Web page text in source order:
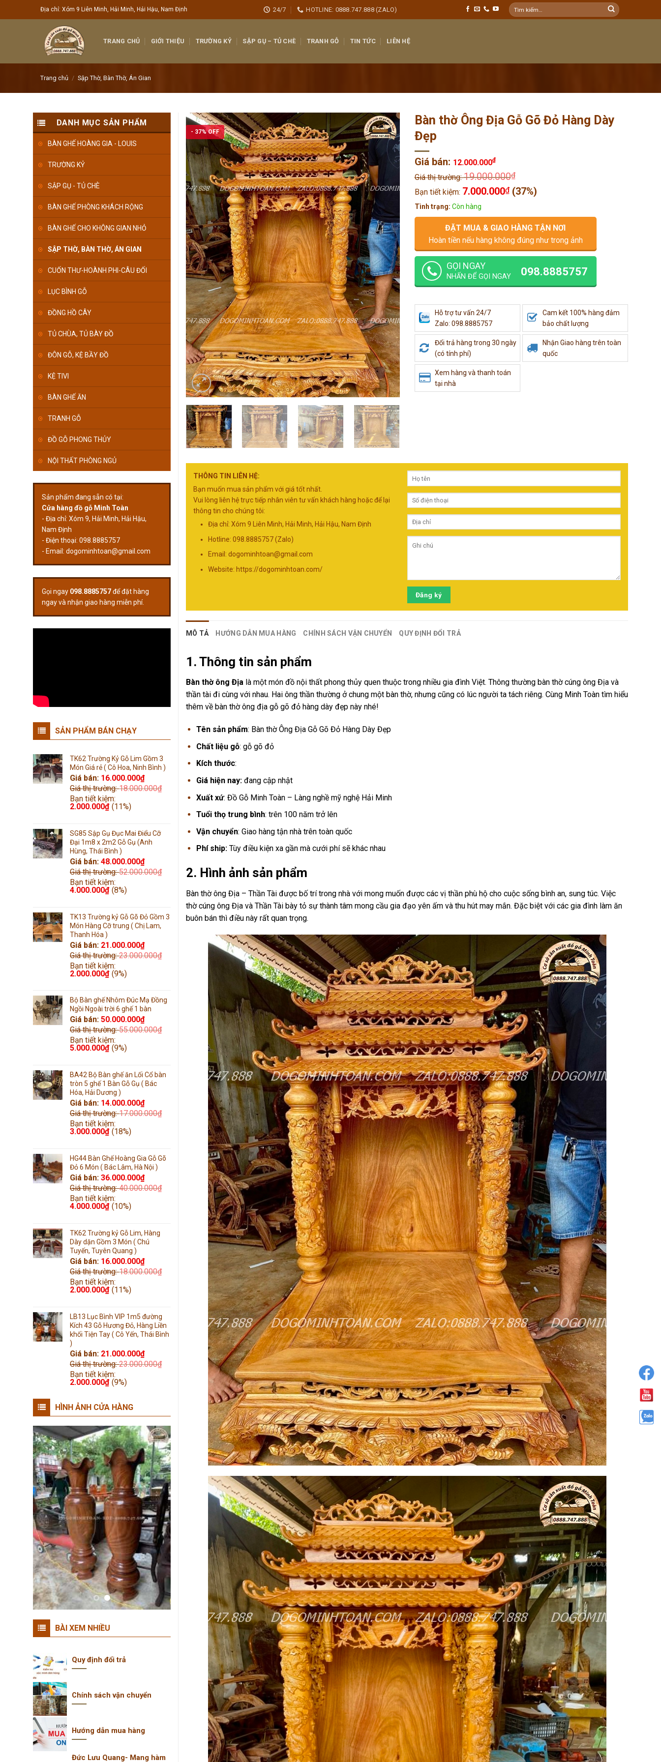
to
Địa chỉ: Xóm 9 Liên Minh, Hải Minh, Hải Hậu, Nam Định 24/7 HOTLINE: 0888.747.888 (ZALO)
Tìm
kiếm:
TRANG CHỦ GIỚI THIỆU TRƯỜNG KỶ SẬP GỤ – TỦ CHÈ TRANH GỖ TIN TỨC LIÊN HỆ
Trang chủ / Sập Thờ, Bàn Thờ, Án Gian
DANH MỤC SẢN PHẨM
BÀN GHẾ HOÀNG GIA - LOUIS
TRƯỜNG KỶ
SẬP GỤ - TỦ CHÈ
BÀN GHẾ PHÒNG KHÁCH RỘNG
BÀN GHẾ CHO KHÔNG GIAN NHỎ
SẬP THỜ, BÀN THỜ, ÁN GIAN
CUỐN THƯ-HOÀNH PHI-CÂU ĐỐI
LỤC BÌNH GỖ
ĐỒNG HỒ CÂY
TỦ CHÙA, TỦ BÀY ĐỒ
ĐÔN GỖ, KỆ BẦY ĐỒ
KỆ TIVI
BÀN GHẾ ĂN
TRANH GỖ
ĐỒ GỖ PHONG THỦY
NỘI THẤT PHÒNG NGỦ
Sản phẩm đang sẵn có tại:
Cửa hàng đồ gỗ Minh Toàn
- Địa chỉ: Xóm 9, Hải Minh, Hải Hậu,
Nam Định
- Điện thoại: 098.8885757
- Email: dogominhtoan@gmail.com
Gọi ngay 098.8885757để đặt hàng
ngay và nhận giao hàng miễn phí.
SẢN PHẨM BÁN CHẠY
TK62 Trường Kỷ Gỗ Lim Gồm 3
Món Giá rẻ ( Cô Hoa, Ninh Bình )
Giá bán: 16.000.000₫
Giá thị trường:18.000.000₫
Bạn tiết kiệm:
2.000.000₫ (11%)
SG85 Sập Gụ Đục Mai Điểu Cỡ
Đại 1m8 x 2m2 Gỗ Gụ (Anh
Hùng, Thái Bình )
Giá bán: 48.000.000₫
Giá thị trường:52.000.000₫
Bạn tiết kiệm:
4.000.000₫ (8%)
TK13 Trường kỷ Gỗ Gõ Đỏ Gồm 3
Món Hàng Cỡ trung ( Chị Lam,
Thanh Hóa )
Giá bán: 21.000.000₫
Giá thị trường:23.000.000₫
Bạn tiết kiệm:
2.000.000₫ (9%)
Bộ Bàn ghế Nhôm Đúc Mạ Đồng
Ngồi Ngoài trời 6 ghế 1 bàn
Giá bán: 50.000.000₫
Giá thị trường:55.000.000₫
Bạn tiết kiệm:
5.000.000₫ (9%)
BA42 Bộ Bàn ghế ăn Lối Cổ bàn
tròn 5 ghế 1 Bàn Gỗ Gụ ( Bác
Hóa, Hải Dương )
Giá bán: 14.000.000₫
Giá thị trường:17.000.000₫
Bạn tiết kiệm:
3.000.000₫ (18%)
HG44 Bàn Ghế Hoàng Gia Gỗ Gõ
Đỏ 6 Món ( Bác Lâm, Hà Nội )
Giá bán: 36.000.000₫
Giá thị trường:40.000.000₫
Bạn tiết kiệm:
4.000.000₫ (10%)
TK62 Trường kỷ Gỗ Lim, Hàng
Dày dặn Gồm 3 Món ( Chú
Tuyến, Tuyên Quang )
Giá bán: 16.000.000₫
Giá thị trường:18.000.000₫
Bạn tiết kiệm:
2.000.000₫ (11%)
LB13 Lục Bình VIP 1m5 đường
Kích 43 Gỗ Hương Đỏ, Hàng Liền
khối Tiện Tay ( Cô Yến, Thái Bình
)
Giá bán: 21.000.000₫
Giá thị trường:23.000.000₫
Bạn tiết kiệm:
2.000.000₫ (9%)
HÌNH ẢNH CỬA HÀNG
BÀI XEM NHIỀU
Quy định đổi trả
Chính sách vận chuyển
Hướng dẫn mua hàng
Đức Lưu Quang- Mang hàm
- 37% OFF
Bàn thờ Ông Địa Gỗ Gõ Đỏ Hàng Dày
Đẹp
Giá bán: 12.000.000₫
Giá thị trường:19.000.000₫
Bạn tiết kiệm: 7.000.000₫ (37%)
Tình trạng: Còn hàng
ĐẶT MUA & GIAO HÀNG TẬN NƠI
Hoàn tiền nếu hàng không đúng như trong ảnh
GỌI NGAY
NHẤN ĐỂ GỌI NGAY 098.8885757
Hỗ trợ tư vấn 24/7
Zalo: 098.8885757
Cam kết 100% hàng đảm
bảo chất lượng
Đổi trả hàng trong 30 ngày
(có tính phí)
Nhận Giao hàng trên toàn
quốc
Xem hàng và thanh toán
tại nhà
THÔNG TIN LIÊN HỆ:
Bạn muốn mua sản phẩm với giá tốt nhất.
Vui lòng liên hệ trực tiếp nhân viên tư vấn khách hàng hoặc để lại
thông tin cho chúng tôi:
Địa chỉ: Xóm 9 Liên Minh, Hải Minh, Hải Hậu, Nam Định
Hotline: 098.8885757 (Zalo)
Email: dogominhtoan@gmail.com
Website: https://dogominhtoan.com/
Đăng ký
MÔ TẢ HƯỚNG DẪN MUA HÀNG CHÍNH SÁCH VẬN CHUYỂN QUY ĐỊNH ĐỔI TRẢ
1. Thông tin sản phẩm
Bàn thờ ông Địa là một món đồ nội thất phong thủy quen thuộc trong nhiều gia đình Việt. Thông thường bàn thờ cúng ông Địa và
thần tài đi cùng với nhau. Hai ông thần thường ở chung một bàn thờ, nhưng cũng có lúc người ta tách riêng. Cùng Minh Toàn tìm hiểu
thêm về bàn thờ ông địa gỗ gõ đỏ hàng dày đẹp này nhé!
Tên sản phẩm: Bàn thờ Ông Địa Gỗ Gõ Đỏ Hàng Dày Đẹp
Chất liệu gỗ: gỗ gõ đỏ
Kích thước:
Giá hiện nay:đang cập nhật
Xuất xứ: Đồ Gỗ Minh Toàn – Làng nghề mỹ nghệ Hải Minh
Tuổi thọ trung bình: trên 100 năm trở lên
Vận chuyển: Giao hàng tận nhà trên toàn quốc
Phí ship:Tùy điều kiện xa gần mà cưới phí sẽ khác nhau
2. Hình ảnh sản phẩm
Bàn thờ ông Địa – Thần Tài được bố trí trong nhà với mong muốn được các vị thần phù hộ cho cuộc sống bình an, sung túc. Việc
thờ cúng ông Địa và Thần Tài bày tỏ sự thành tâm mong cầu gia đạo yên ấm và thu hút may mắn. Đặc biệt với các gia đình làm ăn
buôn bán thì điều này rất quan trọng.